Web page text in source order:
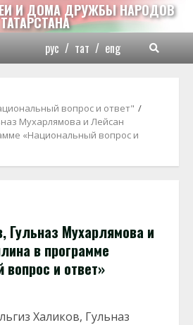
И ДОМА ДРУЖБЫ НАРОДОВ
ТАТАРСТАНА
рус / тат / eng
вопрос и ответ"
Мухарлямова и Лейсан
«Национальный вопрос и
Гульназ Мухарлямова и
в программе
и ответ»
Халиков, Гульназ